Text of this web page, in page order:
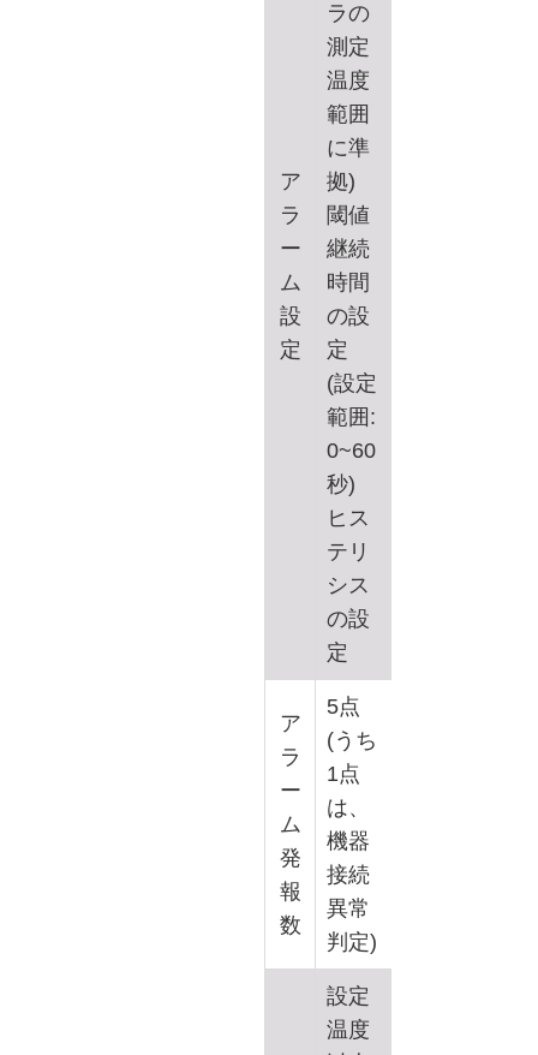
ア
ラ
ー
ム
設
定
ラの
測定
温度
範囲
に準
拠)
閾値
継続
時間
の設
定
(設定
範囲:
0~60
秒)
ヒス
テリ
シス
の設
定
ア
ラ
ー
ム
発
報
数
5点
(うち
1点
は、
機器
接続
異常
判定)
設定
温度